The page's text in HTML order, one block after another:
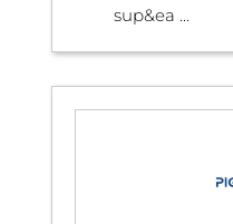
sup&ea ...